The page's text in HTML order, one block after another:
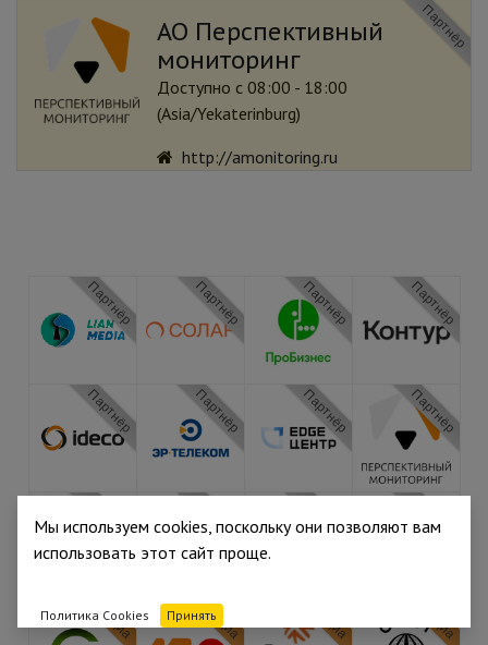
АО Перспективный
мониторинг
Партнёр
Доступно с 08:00 - 18:00
(Asia/Yekaterinburg)
http://amonitoring.ru
Партнёр Партнёр Партнёр Партнёр
Партнёр Партнёр Партнёр Партнёр
Партнёр Партнёр Партнёр Партнёр
Медиа Медиа Медиа Медиа
Мы используем cookies, поскольку они позволяют вам
использовать этот сайт проще.
Политика Cookies Принять